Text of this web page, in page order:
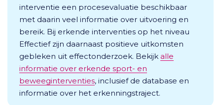
interventie een procesevaluatie beschikbaar
met daarin veel informatie over uitvoering en
bereik. Bij erkende interventies op het niveau
Effectief zijn daarnaast positieve uitkomsten
gebleken uit effectonderzoek. Bekijk alle
informatie over erkende sport- en
beweeginterventies, inclusief de database en
informatie over het erkenningstraject.